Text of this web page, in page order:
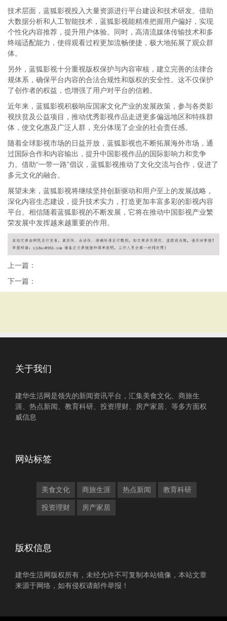
技术层面，蓝狐影视投入大量资源进行平台建设和技术研发。借助
大数据分析和人工智能技术，蓝狐影视能精准把握用户偏好，实现
个性化内容推荐，提升用户体验。同时，高清流媒体传输技术和多
终端适配能力，使得观看过程更加流畅便捷，极大地拓展了观众群
体。
另外，蓝狐影视十分重视版权保护与内容审核，建立完善的法律合
规体系，确保平台内容的合法合规性和版权的安全性。这不仅保护
了创作者的权益，也增强了用户对平台的信赖。
近年来，蓝狐影视积极响应国家文化产业的发展政策，参与各类影
视扶贫及公益项目，推动优秀影视作品走进更多偏远地区和特殊群
体，使文化惠及广泛人群，充分体现了企业的社会责任感。
随着全球影视市场的日益开放，蓝狐影视也不断拓展海外市场，通
过国际合作和内容输出，提升中国影视作品的国际影响力和竞争
力。借助“一带一路”倡议，蓝狐影视推动了文化交流与合作，促进了
多元文化的融合。
展望未来，蓝狐影视将继续坚持创新驱动和用户至上的发展战略，
深化内容生态建设，提升技术实力，打造更加丰富多彩的影视内容
平台。相信随着蓝狐影视的不断发展，它将在推动中国影视产业繁
荣发展中发挥越来越重要的作用。
上一篇：
下一篇：
关于我们
建华生活网是领先的新闻资讯平台，汇集美食文化、商旅生
涯、热点新闻、教育科研、投资理财、房产家居、等多方面权
威信息
网站标签
美食文化 商旅生涯 热点新闻 教育科研
投资理财 房产家居
版权信息
建华生活网版权所有，未经允许不可复制本站镜像，本站文章
来源于网络，如有侵权请邮件举报！